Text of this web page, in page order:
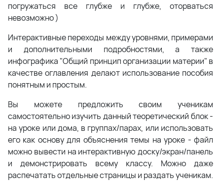
погружаться все глубже и глубже, оторваться
невозможно )
Интерактивные переходы между уровнями, примерами
и дополнительными подробностями, а также
инфографика "Общий принцип организации материи" в
качестве оглавления делают использование пособия
понятным и простым.
Вы можете предложить своим ученикам
самостоятельно изучить данный теоретический блок -
на уроке или дома, в группах/парах, или использовать
его как основу для объяснения темы на уроке - файл
можно вывести на интерактивную доску/экран/панель
и демонстрировать всему классу. Можно даже
распечатать отдельные страницы и раздать ученикам.